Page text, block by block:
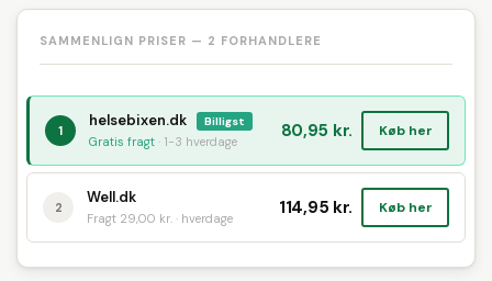
SAMMENLIGN PRISER — 2 FORHANDLERE
1
helsebixen.dk Billigst
Gratis fragt · 1-3 hverdage 80,95 kr. Køb her
2
Well.dk
Fragt 29,00 kr. · hverdage 114,95 kr. Køb her